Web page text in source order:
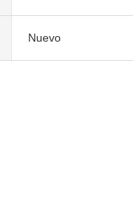
Nuevo